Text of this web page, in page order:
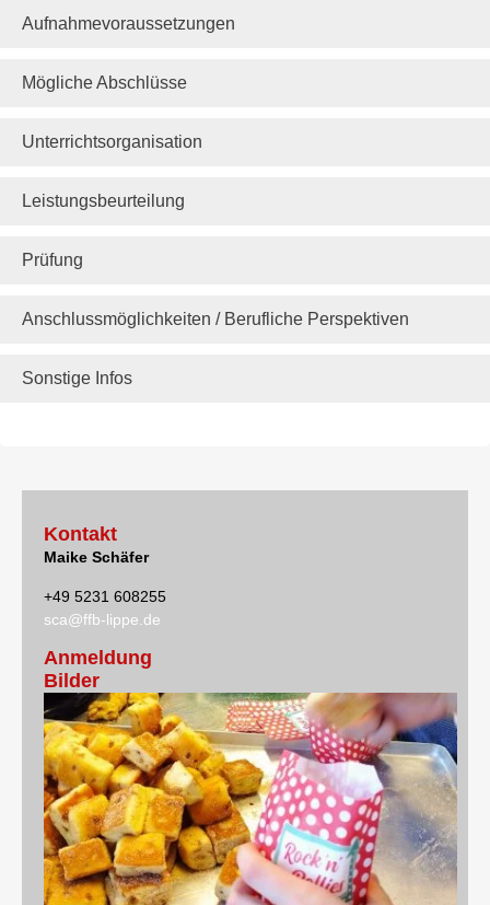
Aufnahmevoraussetzungen
Mögliche Abschlüsse
Unterrichtsorganisation
Leistungsbeurteilung
Prüfung
Anschlussmöglichkeiten / Berufliche Perspektiven
Sonstige Infos
Kontakt
Maike Schäfer
+49 5231 608255
sca@ffb-lippe.de
Anmeldung
Bilder